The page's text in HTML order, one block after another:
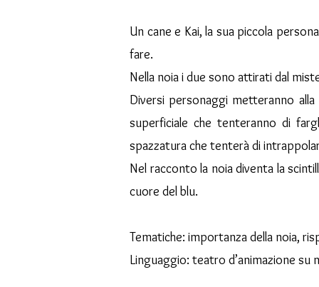
Un cane e Kai, la sua piccola
fare.
Nella noia i due sono attirati dal
Diversi personaggi metteranno
superficiale che tenteranno di
spazzatura che tenterà di
Nel racconto la noia diventa la
cuore del blu.
Tematiche: importanza della noia,
Linguaggio: teatro d’animazione su